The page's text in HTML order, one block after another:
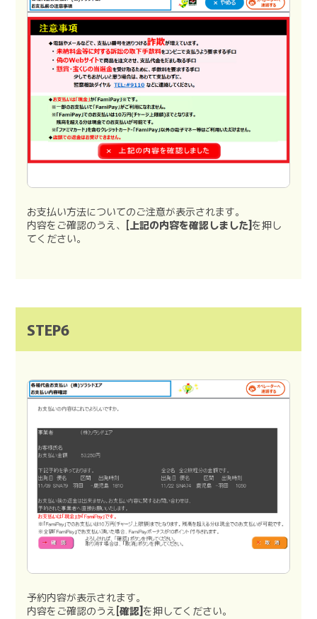
お支払い方法についてのご注意が表示されます。
内容をご確認のうえ、 [上記の内容を確認しました]を押し
てください。
STEP6
予約内容が表示されます。
内容をご確認のうえ [確認] を押してください。